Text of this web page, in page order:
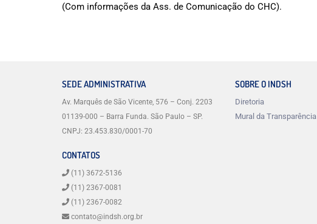
(Com informações da Ass. de Comunicação do CHC).
SEDE ADMINISTRATIVA
Av. Marquês de São Vicente, 576 – Conj. 2203
01139-000 – Barra Funda. São Paulo – SP.
CNPJ: 23.453.830/0001-70
CONTATOS
(11) 3672-5136
(11) 2367-0081
(11) 2367-0082
contato@indsh.org.br
SOBRE O INDSH
Diretoria
Mural da Transparência